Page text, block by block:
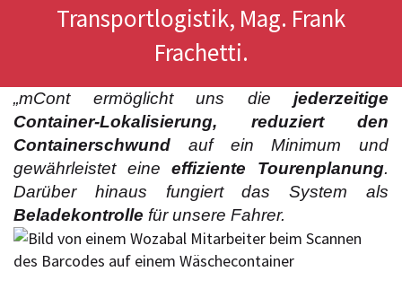
Transportlogistik, Mag. Frank
Frachetti.
„mCont ermöglicht uns die jederzeitige
Container-Lokalisierung, reduziert den
Containerschwund auf ein Minimum und
gewährleistet eineeffiziente Tourenplanung.
Darüber hinaus fungiert das System als
Beladekontrolle für unsere Fahrer.